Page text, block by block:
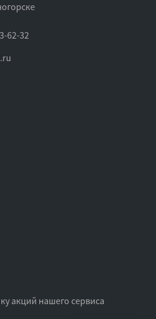
62-32
акций нашего сервиса